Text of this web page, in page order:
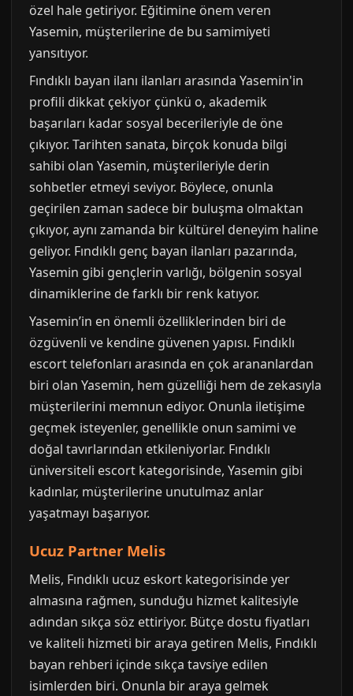
özel hale getiriyor. Eğitimine önem veren
Yasemin, müşterilerine de bu samimiyeti
yansıtıyor.
Fındıklı bayan ilanı ilanları arasında Yasemin'in
profili dikkat çekiyor çünkü o, akademik
başarıları kadar sosyal becerileriyle de öne
çıkıyor. Tarihten sanata, birçok konuda bilgi
sahibi olan Yasemin, müşterileriyle derin
sohbetler etmeyi seviyor. Böylece, onunla
geçirilen zaman sadece bir buluşma olmaktan
çıkıyor, aynı zamanda bir kültürel deneyim haline
geliyor. Fındıklı genç bayan ilanları pazarında,
Yasemin gibi gençlerin varlığı, bölgenin sosyal
dinamiklerine de farklı bir renk katıyor.
Yasemin’in en önemli özelliklerinden biri de
özgüvenli ve kendine güvenen yapısı. Fındıklı
escort telefonları arasında en çok arananlardan
biri olan Yasemin, hem güzelliği hem de zekasıyla
müşterilerini memnun ediyor. Onunla iletişime
geçmek isteyenler, genellikle onun samimi ve
doğal tavırlarından etkileniyorlar. Fındıklı
üniversiteli escort kategorisinde, Yasemin gibi
kadınlar, müşterilerine unutulmaz anlar
yaşatmayı başarıyor.
Ucuz Partner Melis
Melis, Fındıklı ucuz eskort kategorisinde yer
almasına rağmen, sunduğu hizmet kalitesiyle
adından sıkça söz ettiriyor. Bütçe dostu fiyatları
ve kaliteli hizmeti bir araya getiren Melis, Fındıklı
bayan rehberi içinde sıkça tavsiye edilen
isimlerden biri. Onunla bir araya gelmek